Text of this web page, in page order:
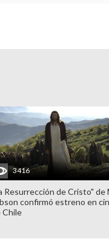
3416
Resurrección de Cristo" de
confirmó estreno en
Chile